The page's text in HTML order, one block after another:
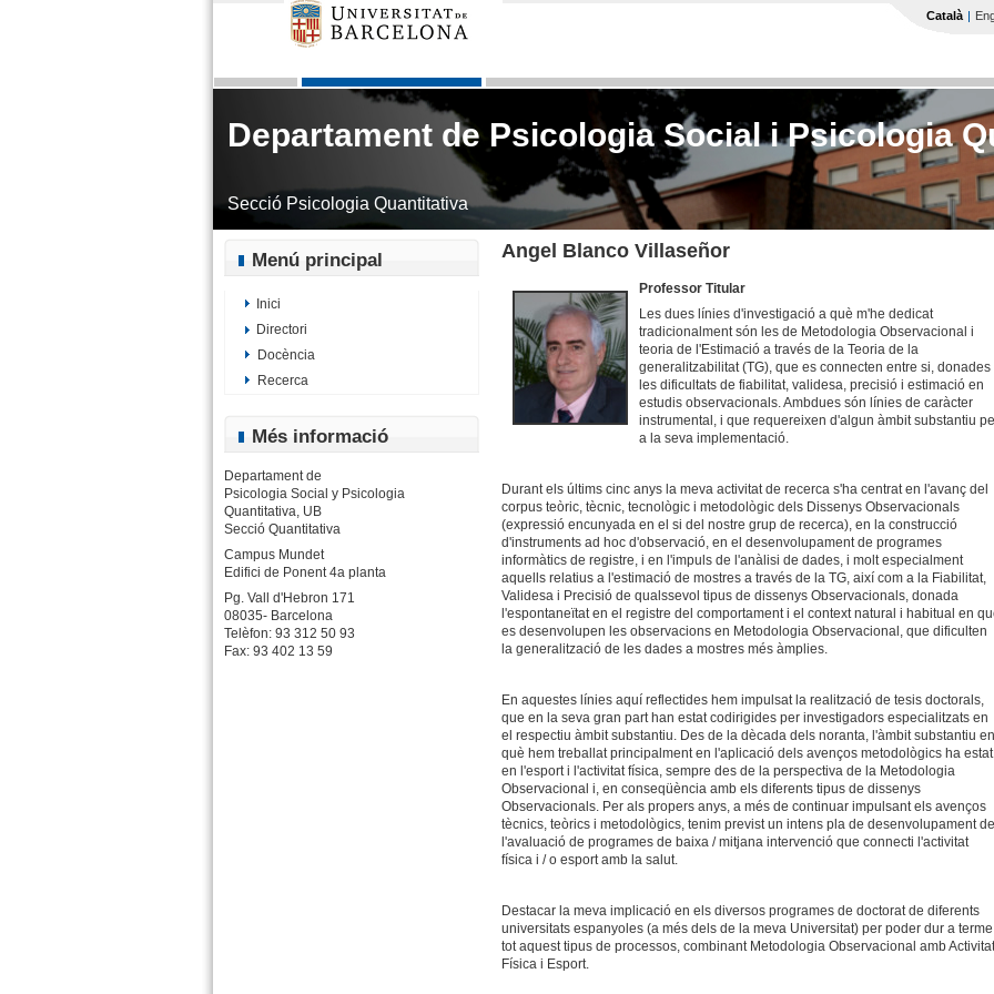
Català
Departament de Psicologia Social i Psicologia
Secció Psicologia Quantitativa
Menú principal
Inici
Directori
Docència
Recerca
Més informació
Departament de
Psicologia Social y Psicologia
Quantitativa, UB
Secció Quantitativa
Campus Mundet
Edifici de Ponent 4a planta
Pg. Vall d'Hebron 171
08035- Barcelona
Telèfon: 93 312 50 93
Fax: 93 402 13 59
Angel Blanco Villaseñor
Professor Titular
Les dues línies d'investigació a què m'he dedicat
tradicionalment són les de Metodologia Observacional i
teoria de l'Estimació a través de la Teoria de la
generalitzabilitat (TG), que es connecten entre si, donades
les dificultats de fiabilitat, validesa, precisió i estimació en
estudis observacionals. Ambdues són línies de caràcter
instrumental, i que requereixen d'algun àmbit substantiu
a la seva implementació.
Durant els últims cinc anys la meva activitat de recerca s'ha centrat en l'avanç del
corpus teòric, tècnic, tecnològic i metodològic dels Dissenys Observacionals
(expressió encunyada en el si del nostre grup de recerca), en la construcció
d'instruments ad hoc d'observació, en el desenvolupament de programes
informàtics de registre, i en l'impuls de l'anàlisi de dades, i molt especialment
aquells relatius a l'estimació de mostres a través de la TG, així com a la Fiabilitat,
Validesa i Precisió de qualssevol tipus de dissenys Observacionals, donada
l'espontaneïtat en el registre del comportament i el context natural i habitual en
es desenvolupen les observacions en Metodologia Observacional, que dificulten
la generalització de les dades a mostres més àmplies.
En aquestes línies aquí reflectides hem impulsat la realització de tesis doctorals,
que en la seva gran part han estat codirigides per investigadors especialitzats en
el respectiu àmbit substantiu. Des de la dècada dels noranta, l'àmbit substantiu en
què hem treballat principalment en l'aplicació dels avenços metodològics ha estat
en l'esport i l'activitat física, sempre des de la perspectiva de la Metodologia
Observacional i, en conseqüència amb els diferents tipus de dissenys
Observacionals. Per als propers anys, a més de continuar impulsant els avenços
tècnics, teòrics i metodològics, tenim previst un intens pla de desenvolupament de
l'avaluació de programes de baixa / mitjana intervenció que connecti l'activitat
física i / o esport amb la salut.
Destacar la meva implicació en els diversos programes de doctorat de diferents
universitats espanyoles (a més dels de la meva Universitat) per poder dur a terme
tot aquest tipus de processos, combinant Metodologia Observacional amb Activitat
Física i Esport.